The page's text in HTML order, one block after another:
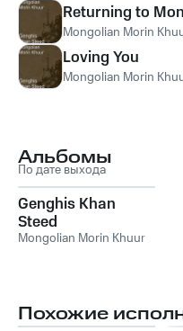
Returning to
Mongolian Morin
Loving You
Mongolian Morin
Альбомы
По дате выхода
Genghis Khan
Steed
Mongolian Morin Khuur
Похожие